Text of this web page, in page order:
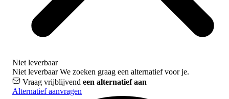
Niet leverbaar
Niet leverbaarWe zoeken graag een alternatief voor je.
Vraag vrijblijvend een alternatief aan
Alternatief aanvragen